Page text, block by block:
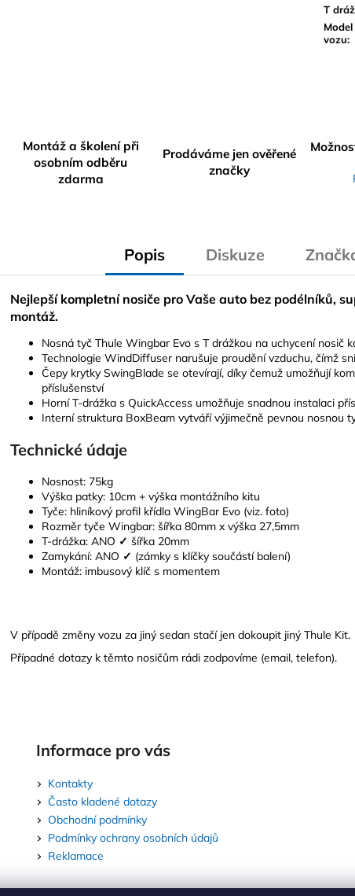
T
Model
vozu:
Montáž a školení při
osobním odběru
zdarma
Prodáváme jen ověřené
značky
Popis Diskuze
Nejlepší kompletní nosiče pro Vaše auto bez podélníků,
montáž.
Nosná tyč Thule Wingbar Evo s T drážkou na uchycení nosič
Technologie WindDiffuser narušuje proudění vzduchu, čímž
Čepy krytky SwingBlade se otevírají, díky čemuž umožňují
příslušenství
Horní T-drážka s QuickAccess umožňuje snadnou instalaci
Interní struktura BoxBeam vytváří výjimečně pevnou nosnou
Technické údaje
Nosnost: 75kg
Výška patky: 10cm + výška montážního kitu
Tyče: hliníkový profil křídla WingBar Evo (viz. foto)
Rozměr tyče Wingbar: šířka 80mm x výška 27,5mm
T-drážka: ANO ✓ šířka 20mm
Zamykání: ANO ✓ (zámky s klíčky součástí balení)
Montáž: imbusový klíč s momentem
V případě změny vozu za jiný sedan stačí jen dokoupit jiný Thule Kit.
Případné dotazy k těmto nosičům rádi zodpovíme (email, telefon).
Informace pro vás
Kontakty
Často kladené dotazy
Obchodní podmínky
Podmínky ochrany osobních údajů
Reklamace